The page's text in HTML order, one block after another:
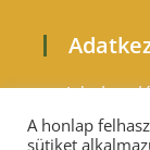
A honlap
sütiket